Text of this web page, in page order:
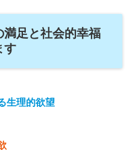
足と社会的幸福
す
生理的欲望